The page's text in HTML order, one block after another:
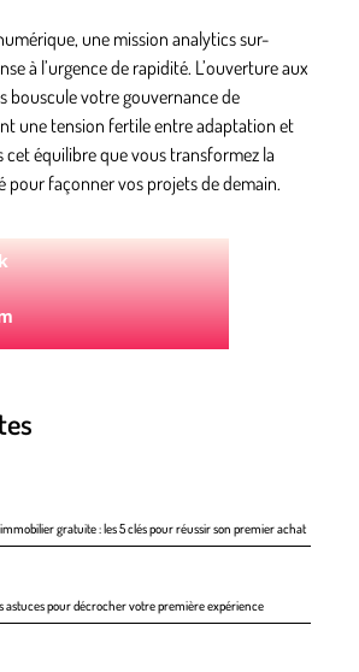
une mission analytics sur-
à l’urgence de rapidité. L’ouverture aux
bouscule votre gouvernance de
une tension fertile entre adaptation et
cet équilibre que vous transformez la
pour façonner vos projets de demain.
gratuite : les 5 clés pour réussir son premier achat
astuces pour décrocher votre première expérience